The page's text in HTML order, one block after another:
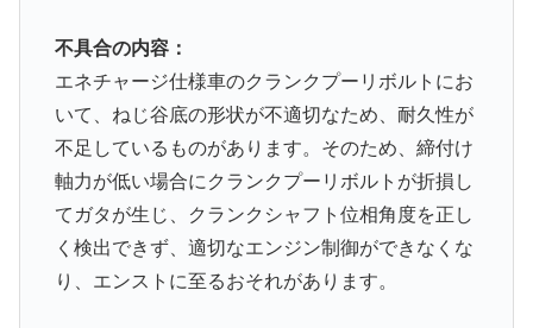
不具合の内容：
エネチャージ仕様車のクランクプーリボルトにお
いて、ねじ谷底の形状が不適切なため、耐久性が
不足しているものがあります。そのため、締付け
軸力が低い場合にクランクプーリボルトが折損し
てガタが生じ、クランクシャフト位相角度を正し
く検出できず、適切なエンジン制御ができなくな
り、エンストに至るおそれがあります。